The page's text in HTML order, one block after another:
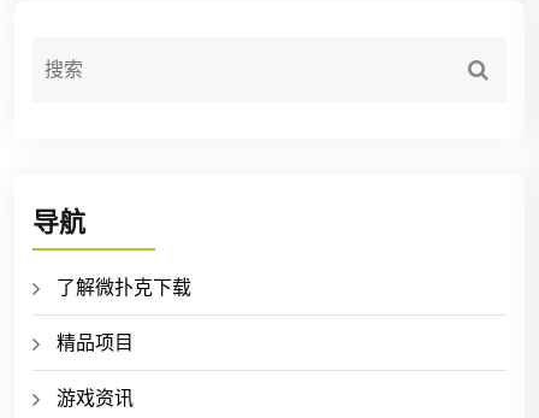
导航
了解微扑克下载
精品项目
游戏资讯